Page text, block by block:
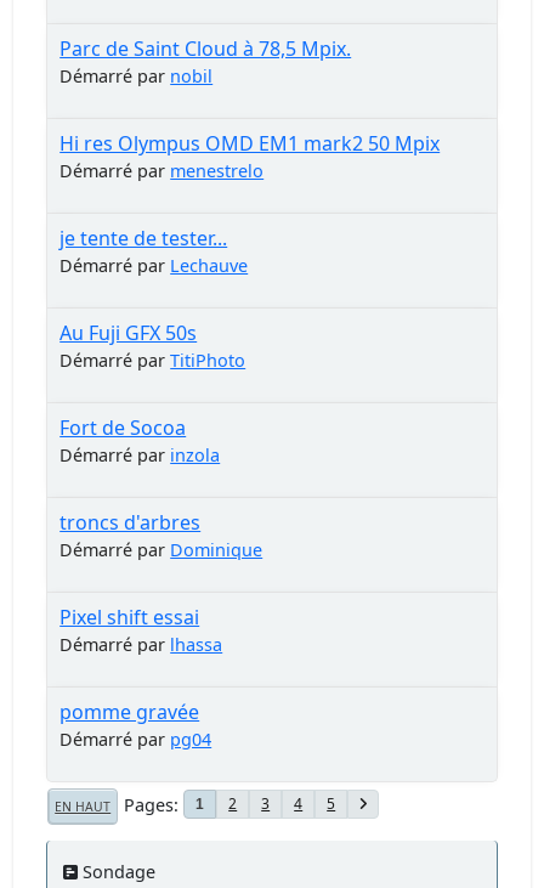
Parc de Saint Cloud à 78,5 Mpix.
Démarré par nobil
Hi res Olympus OMD EM1 mark2 50 Mpix
Démarré par menestrelo
je tente de tester...
Démarré par Lechauve
Au Fuji GFX 50s
Démarré parTitiPhoto
Fort de Socoa
Démarré par inzola
troncs d'arbres
Démarré par Dominique
Pixel shift essai
Démarré par lhassa
pomme gravée
Démarré par pg04
EN HAUT Pages 1 2 3 4 5
Sondage